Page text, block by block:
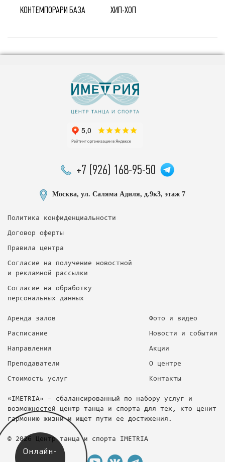
КОНТЕМПОРАРИ БАЗА ХИП-ХОП
+7 (926) 168-95-50
Москва, ул. Саляма Адиля, д.9к3, этаж 7
«IMETRIA» – сбалансированный по набору услуг и
возможностей центр танца и спорта для тех, кто ценит
гармонию жизни и ищет пути ее достижения.
© 2026 Центр танца и спорта IMETRIA
Политика конфиденциальности
Договор оферты
Правила центра
Согласие на получение новостной
и рекламной рассылки
Согласие на обработку
персональных данных
Аренда залов
Расписание
Направления
Преподаватели
Стоимость услуг
Фото и видео
Новости и события
Акции
О центре
Контакты
Онлайн-